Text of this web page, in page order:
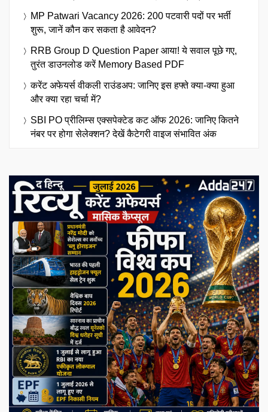
MP Patwari Vacancy 2026: 200 पटवारी पदों पर भर्ती
शुरू, जानें कौन कर सकता है आवेदन?
RRB Group D Question Paper आया! ये सवाल पूछे गए,
तुरंत डाउनलोड करें Memory Based PDF
करेंट अफेयर्स वीकली राउंडअप: जानिए इस हफ्ते क्या-क्या हुआ
और क्या रहा चर्चा में?
SBI PO प्रीलिम्स एक्सपेक्टेड कट ऑफ 2026: जानिए कितने
नंबर पर होगा सेलेक्शन? देखें कैटेगरी वाइज संभावित अंक